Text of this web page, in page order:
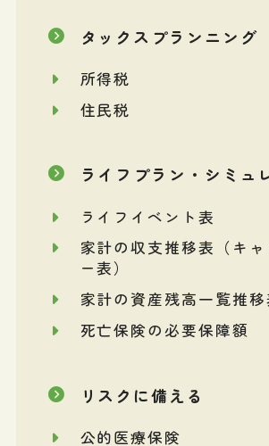
タックスプランニング
所得税
住民税
ライフプラン・シミュ
ライフイベント表
家計の収支推移表（キャ
ー表）
家計の資産残高一覧推移
死亡保険の必要保障額
リスクに備える
公的医療保険